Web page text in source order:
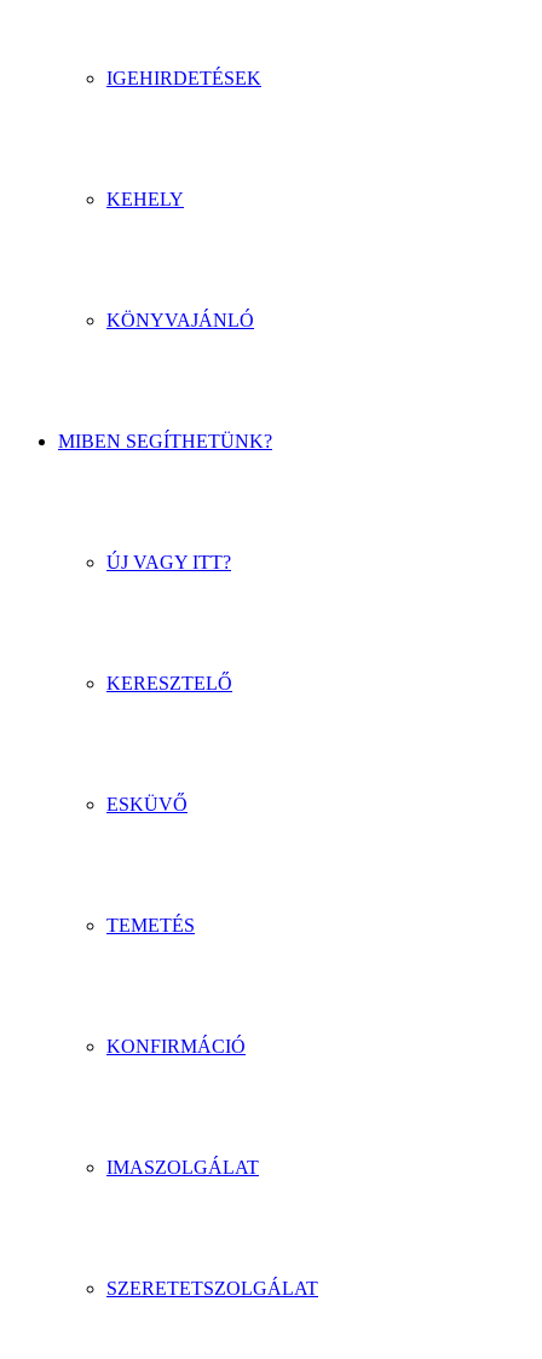
IGEHIRDETÉSEK
KEHELY
KÖNYVAJÁNLÓ
MIBEN SEGÍTHETÜNK?
ÚJ VAGY ITT?
KERESZTELŐ
ESKÜVŐ
TEMETÉS
KONFIRMÁCIÓ
IMASZOLGÁLAT
SZERETETSZOLGÁLAT